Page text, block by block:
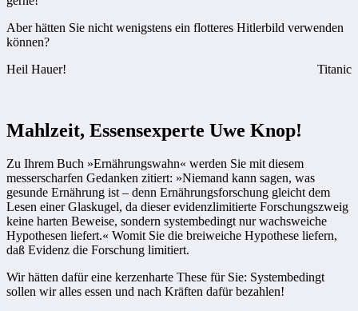
Aber hätten Sie nicht wenigstens ein flotteres Hitlerbild verwenden
können?
Heil Hauer!
Titanic
Mahlzeit, Essensexperte Uwe Knop!
Zu Ihrem Buch »Ernährungswahn« werden Sie mit diesem
messerscharfen Gedanken zitiert: »Niemand kann sagen, was
gesunde Ernährung ist – denn Ernährungsforschung gleicht dem
Lesen einer Glaskugel, da dieser evidenzlimitierte Forschungszweig
keine harten Beweise, sondern systembedingt nur wachsweiche
Hypothesen liefert.« Womit Sie die breiweiche Hypothese liefern,
daß Evidenz die Forschung limitiert.
Wir hätten dafür eine kerzenharte These für Sie: Systembedingt
sollen wir alles essen und nach Kräften dafür bezahlen!